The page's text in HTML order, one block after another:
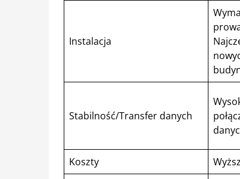
Instalacja
Stabilność/Transfer danych
Koszty